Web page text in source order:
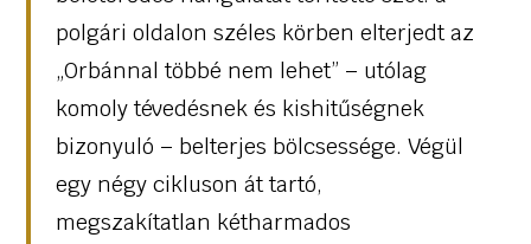
polgári oldalon széles körben elterjedt az
„Orbánnal többé nem lehet” – utólag
komoly tévedésnek és kishitűségnek
bizonyuló – belterjes bölcsessége. Végül
egy négy cikluson át tartó,
megszakítatlan kétharmados